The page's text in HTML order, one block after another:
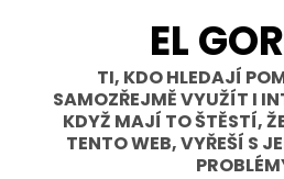
EL
TI, KDO HLEDAJÍ
SAMOZŘEJMĚ VYUŽÍT I
KDYŽ MAJÍ TO ŠTĚSTÍ,
TENTO WEB, VYŘEŠÍ S